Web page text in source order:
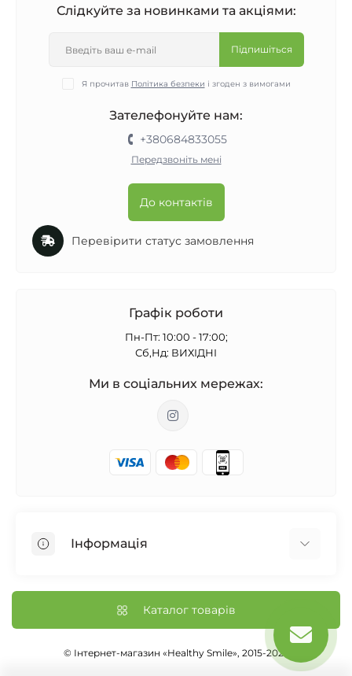
Слідкуйте за новинками та акціями:
Підпишіться
Я прочитав Політика безпеки і згоден з вимогами
Зателефонуйте нам:
+380684833055
Передзвоніть мені
До контактів
Перевірити статус замовлення
Графік роботи
Пн-Пт: 10:00 - 17:00;
Сб,Нд: ВИХІДНІ
Ми в соціальних мережах:
Інформація
Доставка і оплата
Оптовим покупцям
Каталог товарів
© Інтернет-магазин «Healthy Smile», 2015-2026